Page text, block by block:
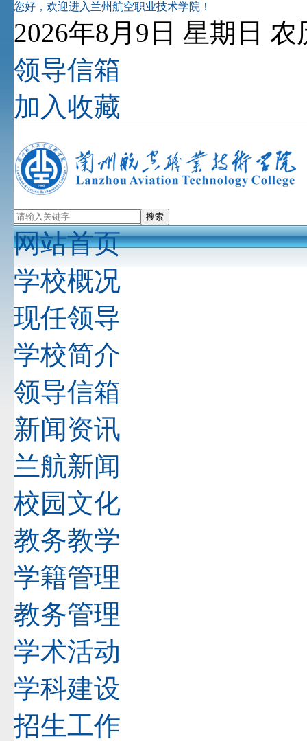
您好，欢迎进入兰州航空职业技术学院！
2026年8月9日 星期日
领导信箱
加入收藏
网站首页
学校概况
现任领导
学校简介
领导信箱
新闻资讯
兰航新闻
校园文化
教务教学
学籍管理
教务管理
学术活动
学科建设
招生工作